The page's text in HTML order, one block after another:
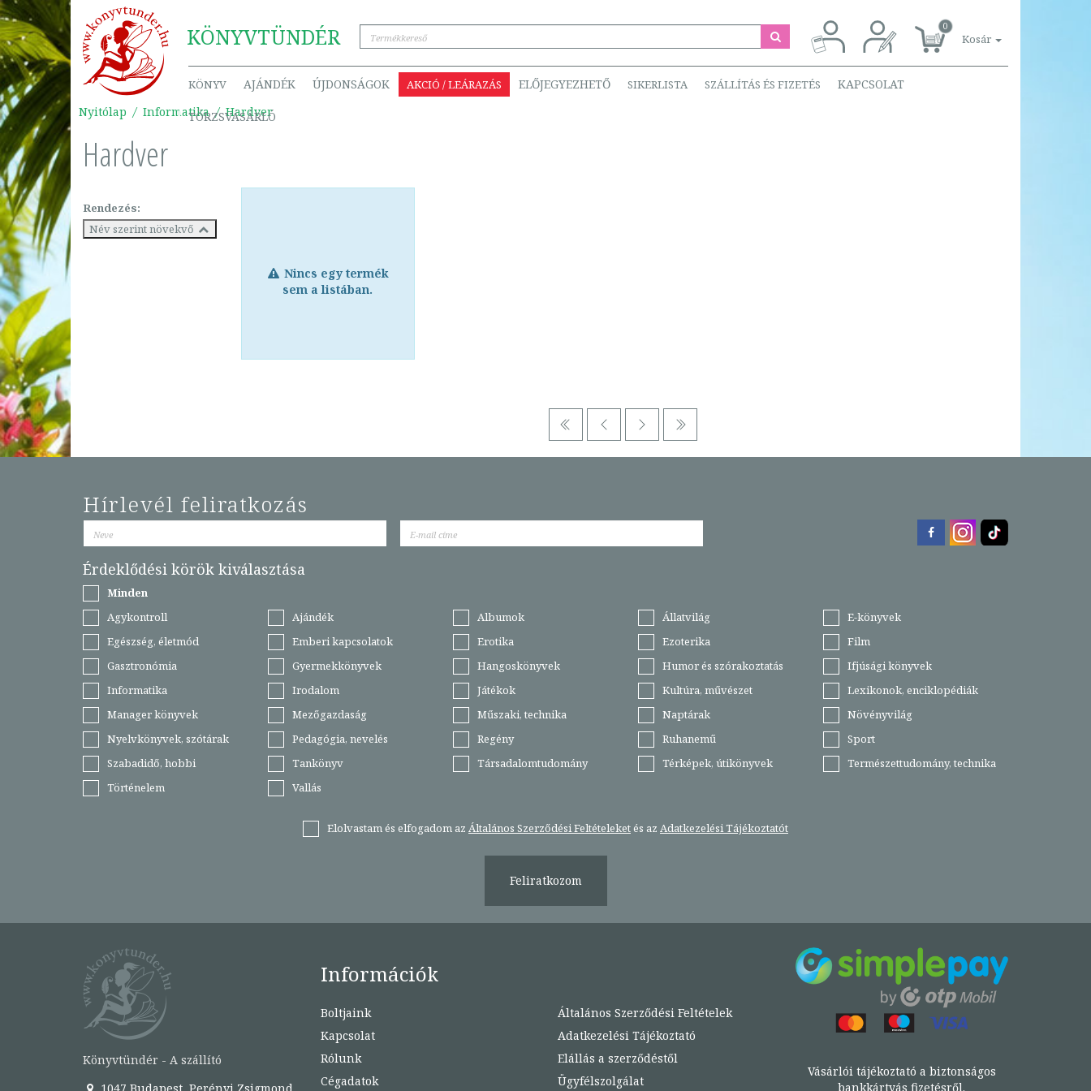
KÖNYVTÜNDÉR 0
Kosár
KÖNYV AJÁNDÉK ÚJDONSÁGOK AKCIÓ / LEÁRAZÁS ELŐJEGYEZHETŐ SIKERLISTA SZÁLLÍTÁS ÉS FIZETÉS KAPCSOLAT
TÖRZSVÁSÁRLÓ
Nyitólap Informatika Hardver
Hardver
Rendezés:
Név szerint növekvő
Nincs egy termék
sem a listában.
Hírlevél feliratkozás
Érdeklődési körök kiválasztása
Minden
Agykontroll
Ajándék Albumok Állatvilág
E-könyvek
Egészség, életmód
Emberi kapcsolatok Erotika Ezoterika
Film
Gasztronómia
Gyermekkönyvek Hangoskönyvek Humor és szórakoztatás
Ifjúsági könyvek
Informatika
Irodalom Játékok Kultúra, művészet
Lexikonok, enciklopédiák
Manager könyvek
Mezőgazdaság Műszaki, technika Naptárak
Növényvilág
Nyelvkönyvek, szótárak
Pedagógia, nevelés Regény Ruhanemű
Sport
Szabadidő, hobbi
Tankönyv Társadalomtudomány Térképek, útikönyvek
Természettudomány, technika
Történelem
Vallás
Elolvastam és elfogadom az Általános Szerződési Feltételeketés az Adatkezelési Tájékoztatót
Feliratkozom
Könyvtündér - A szállító
Információk
Boltjaink
Kapcsolat
Rólunk
Cégadatok
Általános Szerződési Feltételek
Adatkezelési Tájékoztató
Elállás a szerződéstől
Ügyfélszolgálat
Vásárlói tájékoztató a biztonságos
bankkártyás fizetésről.